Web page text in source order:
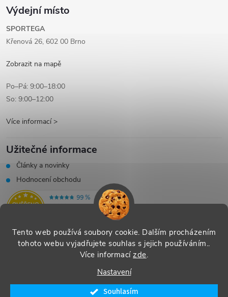
Tento web používá soubory cookie. Dalším procházením
tohoto webu vyjadřujete souhlas s jejich používáním..
Více informacízde.
Nastavení
Souhlasím
Výdejní místo
SPORTEGA
Křenová 26, 602 00 Brno
Zobrazit na mapě
Po–Pá: 9:00–18:00
So: 9:00–12:00
Více informací >
Užitečné informace
Články a novinky
Hodnocení obchodu
SHOP Řecko nás baví - řecké produkty s příběhem